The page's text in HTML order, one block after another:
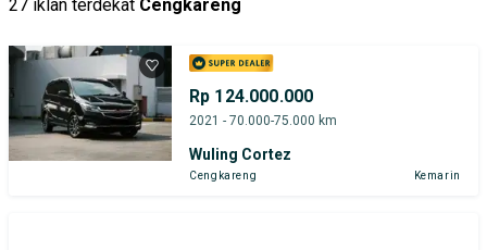
27 iklan terdekat Cengkareng
Rp 124.000.000
2021 - 70.000-75.000 km
Wuling Cortez
Cengkareng Kemarin